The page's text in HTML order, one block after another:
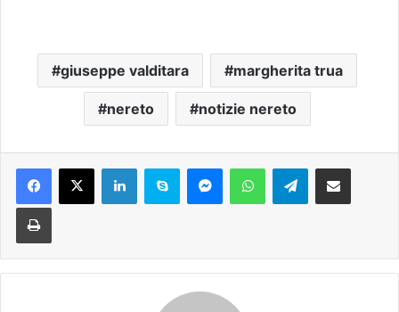
giuseppe valditara margherita trua
nereto notizie nereto
Telegram